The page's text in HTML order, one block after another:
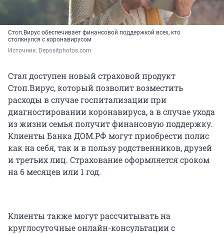
Стоп.Вирус обеспечивает финансовой поддержкой всех, кто
столкнулся с коронавирусом
Источник: Depositphotos.com
Стал доступен новый страховой продукт
Стоп.Вирус, который позволит возместить
расходы в случае госпитализации при
диагностировании коронавируса, а в случае ухода
из жизни семья получит финансовую поддержку.
Клиенты Банка ДОМ.РФ могут приобрести полис
как на себя, так и в пользу родственников, друзей
и третьих лиц. Страхование оформляется сроком
на 6 месяцев или 1 год.
Клиенты также могут рассчитывать на
круглосуточные онлайн-консультации с